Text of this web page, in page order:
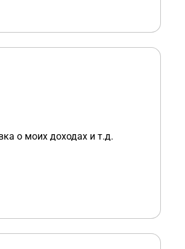
о моих доходах и т.д.